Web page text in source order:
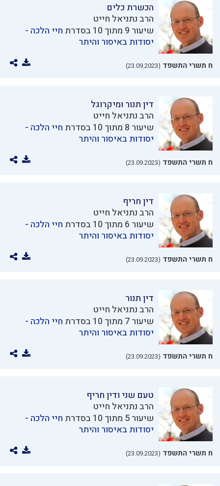
הכשרת כלים
הרב נתניאל חייט
שיעור 9 מתוך 10 בסדרת
חיי הלכה -
יסודות באיסור והיתר
ח תשרי התשפד (23.09.2023)
דין תנור ומיקרוגל
הרב נתניאל חייט
שיעור 8 מתוך 10 בסדרת
חיי הלכה -
יסודות באיסור והיתר
ח תשרי התשפד (23.09.2023)
דין חריף
הרב נתניאל חייט
שיעור 6 מתוך 10 בסדרת
חיי הלכה -
יסודות באיסור והיתר
ח תשרי התשפד (23.09.2023)
דין תנור
הרב נתניאל חייט
שיעור 7 מתוך 10 בסדרת
חיי הלכה -
יסודות באיסור והיתר
ח תשרי התשפד (23.09.2023)
טעם שני ודין חריף
הרב נתניאל חייט
שיעור 5 מתוך 10 בסדרת
חיי הלכה -
יסודות באיסור והיתר
ח תשרי התשפד (23.09.2023)